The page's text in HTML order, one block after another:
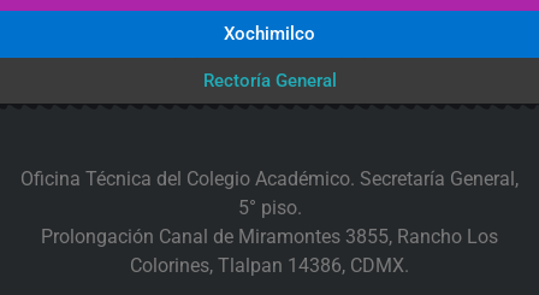
Xochimilco
Rectoría General
Oficina Técnica del Colegio Académico. Secretaría General,
5° piso.
Prolongación Canal de Miramontes 3855, Rancho Los
Colorines, Tlalpan 14386, CDMX.